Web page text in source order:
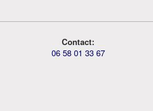
Contact:
06 58 01 33 67